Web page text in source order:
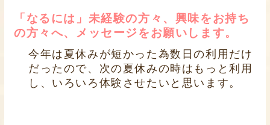
「なるには」未経験の方々、興味をお持ち
の方々へ、メッセージをお願いします。
今年は夏休みが短かった為数日の利用だけ
だったので、次の夏休みの時はもっと利用
し、いろいろ体験させたいと思います。